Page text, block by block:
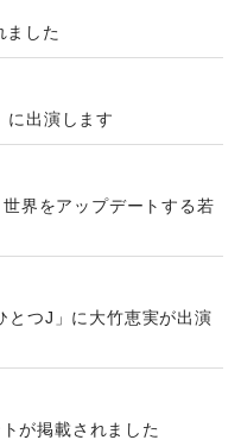
ました
に出演します
界をアップデートする若
とつJ」に大竹恵実が出演
が掲載されました